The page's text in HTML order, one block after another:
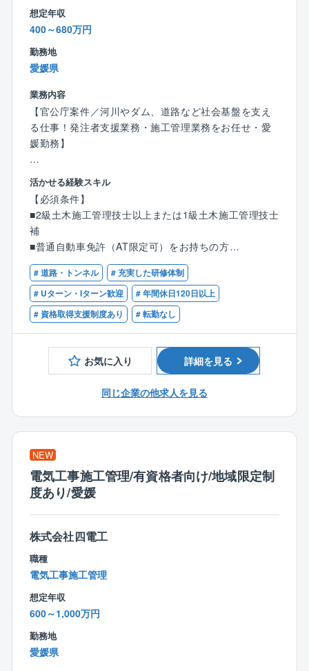
想定年収
400～680万円
勤務地
愛媛県
業務内容
【官公庁案件／河川やダム、道路など社会基盤を支え
る仕事！発注者支援業務・施工管理業務をお任せ・愛
媛勤務】
■業務内容：
同社、愛媛県にて国や県など、主に官公庁が発注する
公共事業の技術支援を行っていただきます。
※大洲市は山鳥坂ダム（やまとさか）の案件になりま
す。
発注者支援業務の内容は工事監督支援業務になりま
す。
◎技術資料作成等業務：公共事業の発注業務・工事に
関する資料作成等
◎工事監督支援業務：国や自治体などの公共工事発注
者（官公庁）の職員に代わり、民間の技術者が現場の
品質確認や書類チェック、打ち合わせの補助業務
ンバーが活躍中です！
設コンサルタントや工事業者）の間に立ち、双方をつ
なぐ役割を果たしながら、公共事業を円滑に進めるサ
ポートをしています。
同社の技術支援の分野は道路、河川、ダム、電気通
信、機械設備など多岐にわたります。
戦したい／土木の経験を活かしたいなど。
ご応募、ぜひともお待ちしております！
■同社について：
活かせる経験スキル
【必須条件】
■2級土木施工管理技士以上または1級土木施工管理技士
補
■普通自動車免許（AT限定可）をお持ちの方
【歓迎条件】
■国発注の工事担当・発注者支援業務の経験をお持ちの
方
■土木分野での現場工事、施工管理、建設コンサルタン
■技術士（補）、RCCMなど土木・建設関連の資格をお
持ちの方
# 道路・トンネル
# 充実した研修体制
# Uターン・Iターン歓迎
# 年間休日120日以上
# 資格取得支援制度あり
# 転勤なし
お気に入り 詳細を見る
同じ企業の他求人を見る
NEW
電気工事施工管理/有資格者向け/地域限定制
度あり/愛媛
株式会社四電工
職種
電気工事施工管理
想定年収
600～1,000万円
勤務地
愛媛県